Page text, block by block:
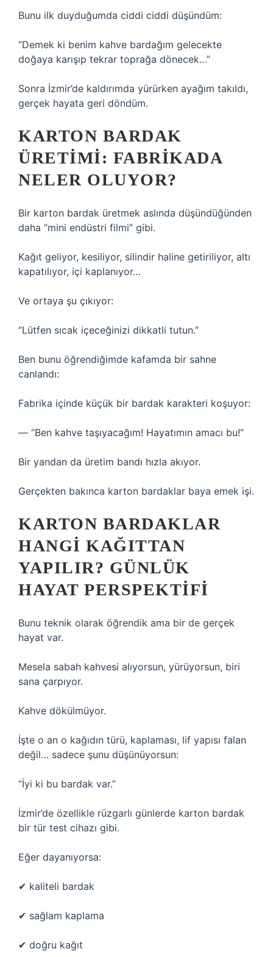
Bunu ilk duyduğumda ciddi ciddi düşündüm:
“Demek ki benim kahve bardağım gelecekte
doğaya karışıp tekrar toprağa dönecek…”
Sonra İzmir’de kaldırımda yürürken ayağım takıldı,
gerçek hayata geri döndüm.
KARTON BARDAK
ÜRETIMI: FABRIKADA
NELER OLUYOR?
Bir karton bardak üretmek aslında düşündüğünden
daha “mini endüstri filmi” gibi.
Kağıt geliyor, kesiliyor, silindir haline getiriliyor, altı
kapatılıyor, içi kaplanıyor…
Ve ortaya şu çıkıyor:
“Lütfen sıcak içeceğinizi dikkatli tutun.”
Ben bunu öğrendiğimde kafamda bir sahne
canlandı:
Fabrika içinde küçük bir bardak karakteri koşuyor:
— “Ben kahve taşıyacağım! Hayatımın amacı bu!”
Bir yandan da üretim bandı hızla akıyor.
Gerçekten bakınca karton bardaklar baya emek işi.
KARTON BARDAKLAR
HANGI KAĞITTAN
YAPILIR? GÜNLÜK
HAYAT PERSPEKTIFI
Bunu teknik olarak öğrendik ama bir de gerçek
hayat var.
Mesela sabah kahvesi alıyorsun, yürüyorsun, biri
sana çarpıyor.
Kahve dökülmüyor.
İşte o an o kağıdın türü, kaplaması, lif yapısı falan
değil… sadece şunu düşünüyorsun:
“İyi ki bu bardak var.”
İzmir’de özellikle rüzgarlı günlerde karton bardak
bir tür test cihazı gibi.
Eğer dayanıyorsa:
✔ kaliteli bardak
✔ sağlam kaplama
✔ doğru kağıt